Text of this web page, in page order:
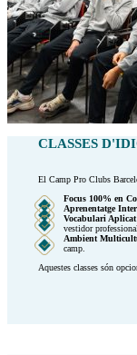
CLASSES
El Camp Pro Clubs
Focus 100% en
Aprenentatge
Vocabulari
vestidor
Ambient
camp.
Aquestes classes són